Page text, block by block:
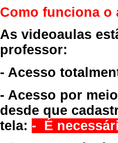
Como funciona o
As videoaulas
professor:
- Acesso
- Acesso por
desde que
tela: - É